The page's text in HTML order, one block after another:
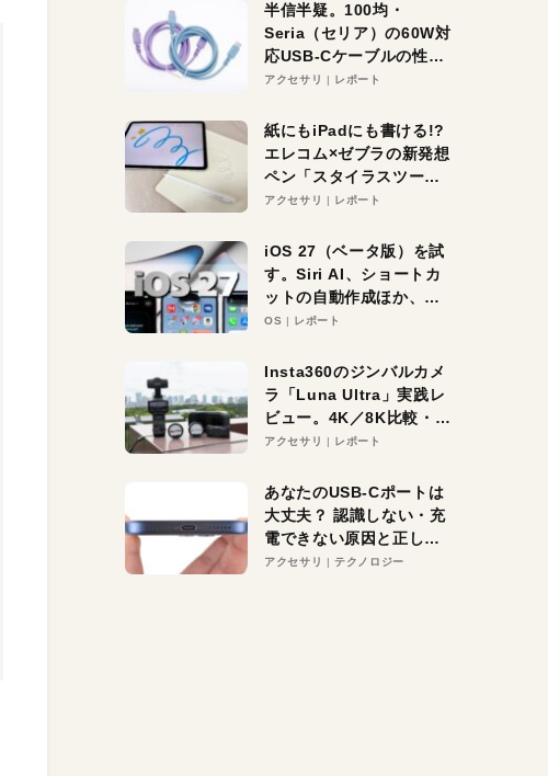
半信半疑。100均・
Seria（セリア）の60W対
応USB-Cケーブルの性能
を検証。超コスパの1本を
アクセサリ レポート
紙にもiPadにも書ける!?
エレコム×ゼブラの新発想
ペン「スタイラスツーウ
ェイ」レビュー。持ち替
アクセサリ レポート
iOS 27（ベータ版）を試
す。Siri AI、ショートカ
ットの自動作成ほか、期
待大の便利機能5選。
る未来はすぐそこ！
OS レポート
Insta360のジンバルカメ
ラ「Luna Ultra」実践レ
ビュー。4K／8K比較・ズ
ーム・夜間撮影をチェッ
アクセサリ レポート
あなたのUSB-Cポートは
大丈夫？ 認識しない・充
電できない原因と正しい
対策
アクセサリ テクノロジー